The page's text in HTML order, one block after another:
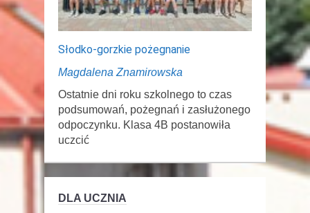
Słodko-gorzkie pożegnanie
Magdalena Znamirowska
Ostatnie dni roku szkolnego to czas
podsumowań, pożegnań i zasłużonego
odpoczynku. Klasa 4B postanowiła
uczcić
DLA UCZNIA